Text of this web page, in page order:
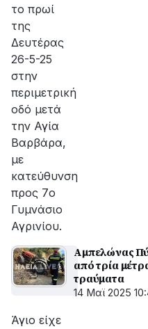
το πρωί
της
Δευτέρας
26-5-25
στην
περιμετρική
οδό μετά
την Αγία
Βαρβάρα,
με
κατεύθυνση
προς 7ο
Γυμνάσιο
Αγρινίου.
Αμπελώνας
από τρία
τραύματα
14 Μαϊ 2025
Άγιο είχε